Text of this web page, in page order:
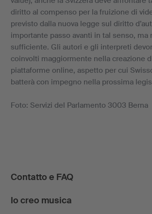
diritto al compenso per la fruizione di
previsto dalla nuova legge sul diritto
importante passo avanti in tal senso, ma
sufficiente. Gli autori e gli interpreti
coinvolti maggiormente nella creazione
piattaforme online, aspetto per cui
batterà con impegno nella prossima
Foto: Servizi del Parlamento 3003 Berna
Contatto e FAQ
Io creo musica